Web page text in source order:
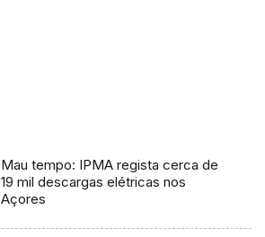
Mau tempo: IPMA regista cerca de
19 mil descargas elétricas nos
Açores